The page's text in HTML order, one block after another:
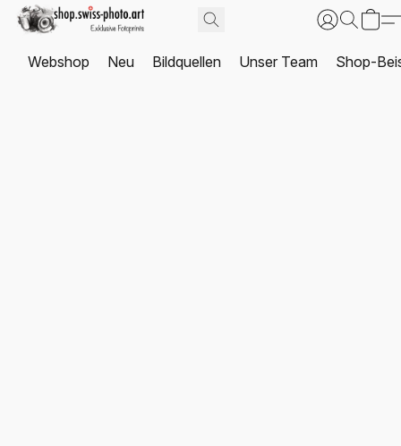
Webshop Neu Bildquellen Unser Team Shop-